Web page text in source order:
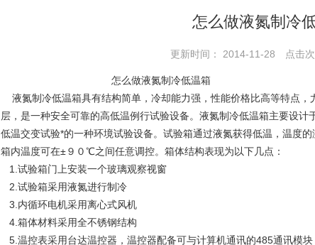
怎么做液氮制冷
更新时间： 2014-11-28 点击
怎么做液氮制冷低温箱
液氮制冷低温箱具有结构简单，冷却能力强，性能价格比高等特点，
层，是一种安全可靠的高低温例行试验设备。液氮制冷低温箱主要设
低温交变试验*的一种环境试验设备。试验箱通过液氮获得低温，温度
箱内温度可在±９０℃之间任意调控。箱体结构表现为以下几点：
1.试验箱门上安装一个玻璃观察视窗
2.试验箱采用液氮进行制冷
3.内循环电机采用离心式风机
4.箱体材料采用全不锈钢结构
5.温控表采用台达温控器，温控器配备可与计算机通讯的485通讯模